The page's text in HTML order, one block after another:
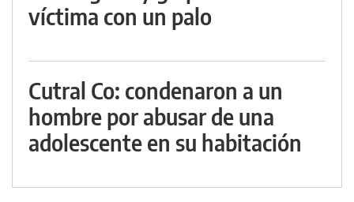
víctima con un palo
Cutral Co: condenaron a un
hombre por abusar de una
adolescente en su habitación